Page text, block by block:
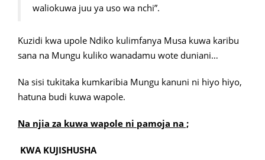
waliokuwa juu ya uso wa nchi”.
Kuzidi kwa upole Ndiko kulimfanya Musa kuwa karibu
sana na Mungu kuliko wanadamu wote duniani…
Na sisi tukitaka kumkaribia Mungu kanuni ni hiyo hiyo,
hatuna budi kuwa wapole.
Na njia za kuwa wapole ni pamoja na ;
KWA KUJISHUSHA